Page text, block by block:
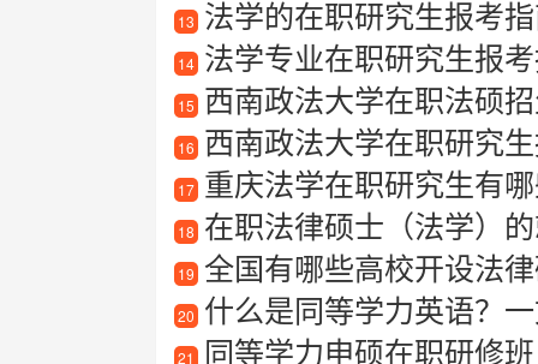
13 法学的在职研究生报考
14 法学专业在职研究生报
15 西南政法大学在职法硕招生简章
16 西南政法大学在职研究
17 重庆法学在职研究生有
18 在职法律硕士（法学）
19 全国有哪些高校开设法
20 什么是同等学力英语？
21 同等学力申硕在职研修班